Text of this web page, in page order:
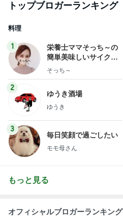
トップブロガーランキング
料理
1
栄養士ママそっち～の
簡単美味しいサイクル
献立
そっち～
2
ゆうき酒場
ゆうき
3
毎日笑顔で過ごしたい
モモ母さん
もっと見る
オフィシャルブロガーランキング